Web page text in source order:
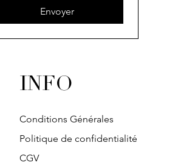
Envoyer
INFO
Conditions Générales
Politique de confidentialité
CGV